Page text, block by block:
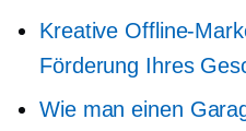
Kreative Offline-
Förderung Ihres
Wie man einen